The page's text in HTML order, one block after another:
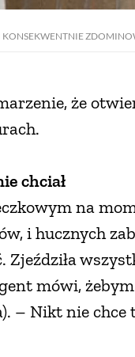
KONSEKWENTNIE
że
chciał
na
i hucznych
Zjeździła
mówi,
– Nikt nie